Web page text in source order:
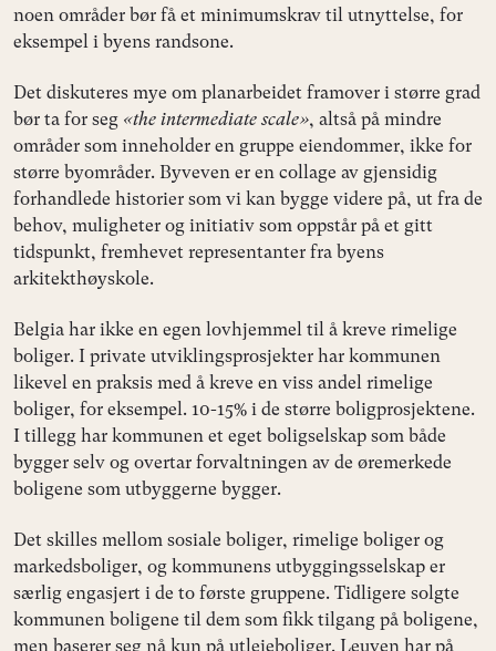
noen områder bør få et minimumskrav til utnyttelse, for
eksempel i byens randsone.
Det diskuteres mye om planarbeidet framover i større grad
bør ta for seg «the intermediate scale», altså på mindre
områder som inneholder en gruppe eiendommer, ikke for
større byområder. Byveven er en collage av gjensidig
forhandlede historier som vi kan bygge videre på, ut fra de
behov, muligheter og initiativ som oppstår på et gitt
tidspunkt, fremhevet representanter fra byens
arkitekthøyskole.
Belgia har ikke en egen lovhjemmel til å kreve rimelige
boliger. I private utviklingsprosjekter har kommunen
likevel en praksis med å kreve en viss andel rimelige
boliger, for eksempel. 10-15% i de større boligprosjektene.
I tillegg har kommunen et eget boligselskap som både
bygger selv og overtar forvaltningen av de øremerkede
boligene som utbyggerne bygger.
Det skilles mellom sosiale boliger, rimelige boliger og
markedsboliger, og kommunens utbyggingsselskap er
særlig engasjert i de to første gruppene. Tidligere solgte
kommunen boligene til dem som fikk tilgang på boligene,
men baserer seg nå kun på utleieboliger. Leuven har på